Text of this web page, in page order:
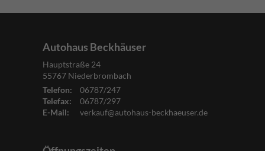
Autohaus Beckhäuser
Hauptstraße 24
55767 Niederbrombach
Telefon:
06787/247
Telefax:
06787/297
E-Mail:
verkauf@autohaus-beckhaeuser.de